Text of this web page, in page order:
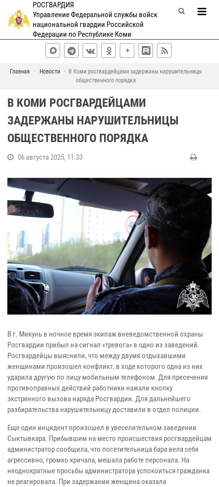
РОСГВАРДИЯ
Управление Федеральной службы войск
национальной гвардии Российской
Федерации по Республике Коми
Главная Новости
В Коми росгвардейцами задержаны нарушительницы
общественного порядка
В КОМИ РОСГВАРДЕЙЦАМИ
ЗАДЕРЖАНЫ НАРУШИТЕЛЬНИЦЫ
ОБЩЕСТВЕННОГО ПОРЯДКА
06 августа 2025, 11:33
В г. Микунь в ночное время экипаж вневедомственной охраны
Росгвардии прибыл на сигнал «тревога» в одно из заведений.
Росгвардейцы выяснили, что между двумя отдыхавшими
женщинами произошел конфликт, в ходе которого одна из них
ударила другую по лицу мобильным телефоном. Для пресечения
противоправных действий работники нажали кнопку
экстренного вызова наряда Росгвардии. Для дальнейшего
разбирательства нарушительницу доставили в отдел полиции.
Еще один инцидент произошел в увеселительном заведении
Сыктывкара. Прибывшим на место происшествия росгвардейцам
администратор сообщила, что посетительница бара вела себя
агрессивно, громко кричала, мешала работе персонала. На
неоднократные просьбы администратора успокоиться гражданка
не реагировала. При задержании женщина оказала